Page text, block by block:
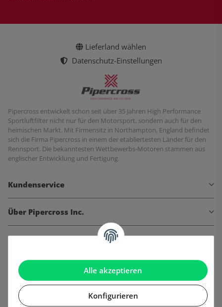
Alle akzeptieren
Konfigurieren
Lieferland wählen
Datenschutz-Einstellungen
Pipercross entwickelt schon seit über 35 Jahren High Performance
Sportluftfilter nicht nur für den Motorsport, sondern auch für den
heimischen Markt. Mit Firmensitz in Northampton, England befindet
sich die Firma Pipercross in einem der etabliertesten Länder für den
Rennsport. Die bekanntesten Wettbewerbs-Motoren stammen aus
englischer Entwicklung und Fertigung.
Kundenservice
Über Pipercross Inc.
Informationen
Gesetzliche Informationen